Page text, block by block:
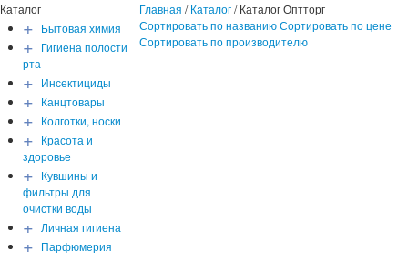
Каталог
+ Бытовая химия
+ Гигиена полости
рта
+ Инсектициды
+ Канцтовары
+ Колготки, носки
+ Красота и
здоровье
+ Кувшины и
фильтры для
очистки воды
+ Личная гигиена
+ Парфюмерия
Главная /Каталог/Каталог Оптторг
Сортировать по названию Сортировать по цене
Сортировать по производителю